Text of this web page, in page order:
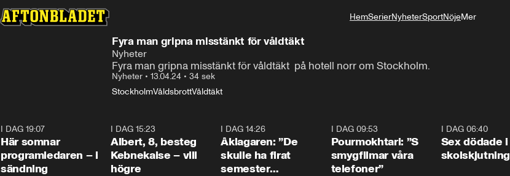
HemSerierNyheterSportNöjeMer
Fyra man gripna misstänkt för våldtäkt
Nyheter
Fyra man gripna misstänkt för våldtäkt  på hotell norr om Stockholm.
Nyheter • 13.04.24 • 34 sek
StockholmVåldsbrottVåldtäkt
I DAG 19:07
Här somnar
programledaren – i
sändning
I DAG 15:23
Albert, 8, besteg
Kebnekaise – vill
högre
I DAG 14:26
Åklagaren: ”De
skulle ha firat
semester
I DAG 09:53
Pourmokhtari: ”S
smygfilmar våra
telefoner”
I DAG 06:40
Sex dödade i
skolskjutning